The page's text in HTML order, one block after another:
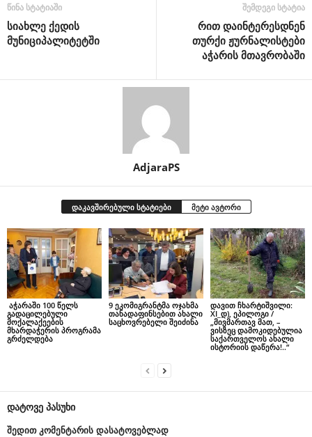
წინა სტატიაში
სიახლე ქედის
მუნიციპალიტეტში
შემდეგი სტატია
რით დაინტერესდნენ
თურქი ჟურნალისტები
აჭარის მთავრობაში
AdjaraPS
დაკავშირებული სტატიები მეტი ავტორი
აჭარაში 100 წელს
გადაცილებული
მოქალაქეების
მხარდაჭერის პროგრამა
გრძელდება
9 ეკომიგრანტმა ოჯახმა
თანადაფინსებით ახალი
საცხოვრებელი შეიძინა
დავით ჩხარტიშვილი:
XI_დ), ეპილოგი /
„მივმართავ მათ, –
ვისზეც დამოკიდებულია
საქართველოს ახალი
ისტორიის დაწერა!..“
დატოვე პასუხი
შედით კომენტარის დასატოვებლად